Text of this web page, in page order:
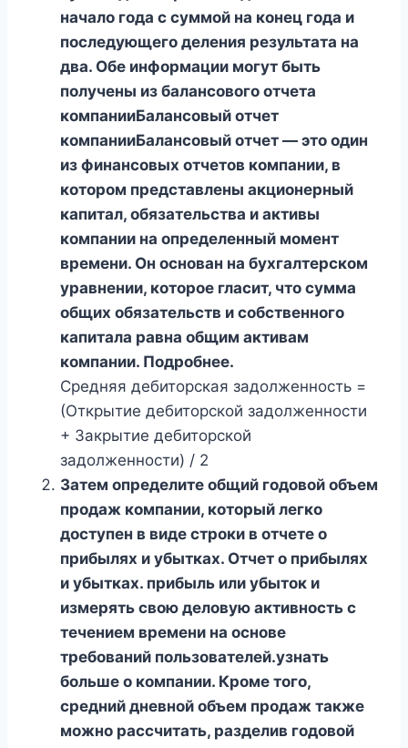
начало года с суммой на конец года и
последующего деления результата на
два. Обе информации могут быть
получены из балансового отчета
компанииБалансовый отчет
компанииБалансовый отчет — это один
из финансовых отчетов компании, в
котором представлены акционерный
капитал, обязательства и активы
компании на определенный момент
времени. Он основан на бухгалтерском
уравнении, которое гласит, что сумма
общих обязательств и собственного
капитала равна общим активам
компании. Подробнее.
Средняя дебиторская задолженность =
(Открытие дебиторской задолженности
+ Закрытие дебиторской
задолженности) / 2
Затем определите общий годовой объем
продаж компании, который легко
доступен в виде строки в отчете о
прибылях и убытках. Отчет о прибылях
и убытках. прибыль или убыток и
измерять свою деловую активность с
течением времени на основе
требований пользователей.узнать
больше о компании. Кроме того,
средний дневной объем продаж также
можно рассчитать, разделив годовой